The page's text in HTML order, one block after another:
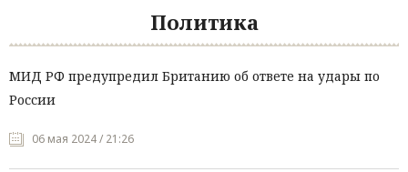
Политика
МИД РФ предупредил Британию об ответе на удары по
России
06 мая 2024 / 21:26